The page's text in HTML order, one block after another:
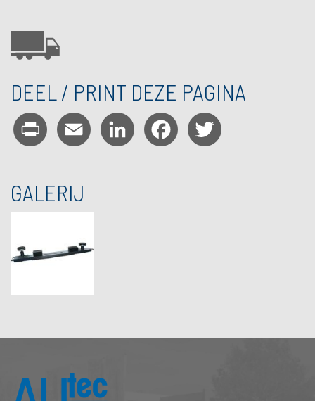
DEEL / PRINT DEZE PAGINA
Print Email LinkedInFacebook
GALERIJ